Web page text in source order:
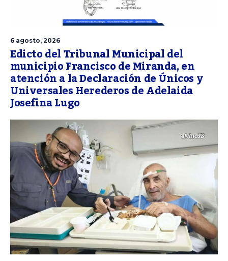
6 agosto, 2026
Edicto del Tribunal Municipal del
municipio Francisco de Miranda, en
atención a la Declaración de Únicos y
Universales Herederos de Adelaida
Josefina Lugo